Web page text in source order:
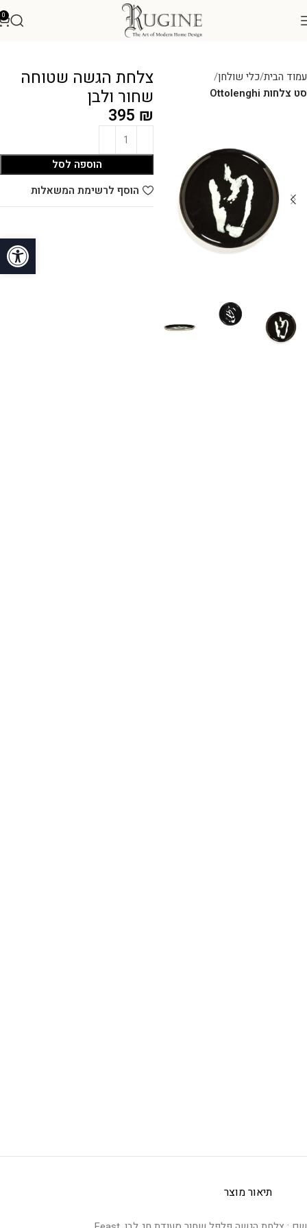
פתח
0
עמוד הבית כלי שולחן
סט צלחות Ottolenghi
צלחת הגשה שטוחה
שחור ולבן
395 ₪
הוספה לסל
הוסף לרשימת המשאלות
תיאור מוצר